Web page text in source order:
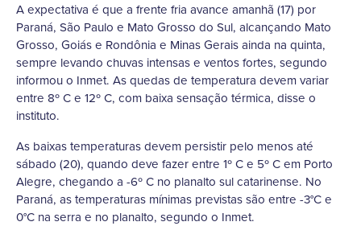
A expectativa é que a frente fria avance amanhã (17) por
Paraná, São Paulo e Mato Grosso do Sul, alcançando Mato
Grosso, Goiás e Rondônia e Minas Gerais ainda na quinta,
sempre levando chuvas intensas e ventos fortes, segundo
informou o Inmet. As quedas de temperatura devem variar
entre 8º C e 12º C, com baixa sensação térmica, disse o
instituto.
As baixas temperaturas devem persistir pelo menos até
sábado (20), quando deve fazer entre 1º C e 5º C em Porto
Alegre, chegando a -6º C no planalto sul catarinense. No
Paraná, as temperaturas mínimas previstas são entre -3°C e
0°C na serra e no planalto, segundo o Inmet.